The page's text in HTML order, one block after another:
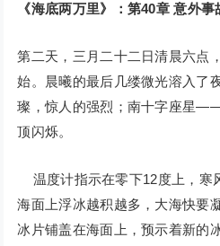
《海底两万里》：第40章 意外
第二天，三月二十二日清晨六点
始。晨曦的最后几缕微光溶入了
璨，惊人的强烈；南十字座星
顶闪烁。
温度计指示在零下12度上，寒
海面上浮冰越积越多，大海快要
冰片铺盖在海面上，预示着新的